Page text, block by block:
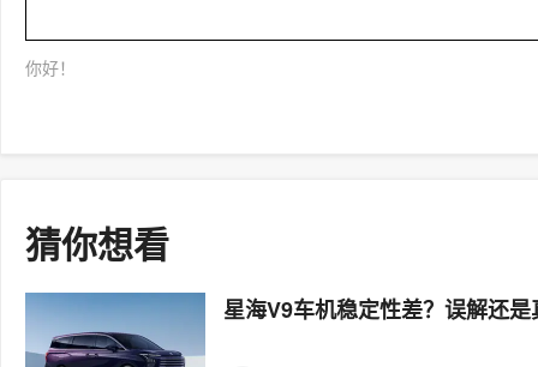
你好！
猜你想看
星海V9车机稳定性差？误解还是